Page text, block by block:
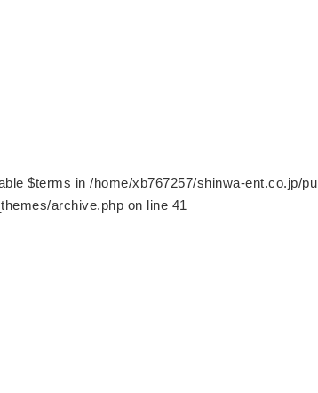
$terms in /home/xb767257/shinwa-ent.co.jp/
archive.php on line 41